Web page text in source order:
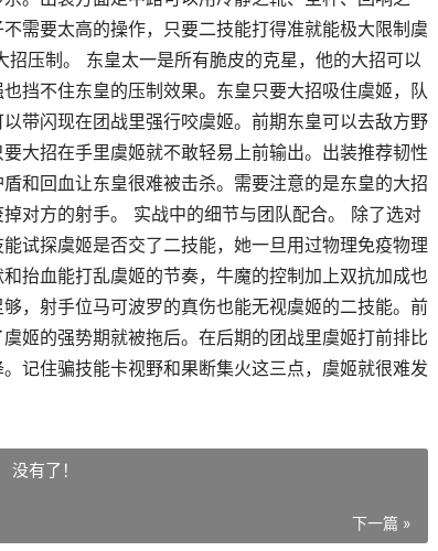
需要太高的操作，只要二技能打得准就能极大限制虞
压制。 东皇太一是所有脆皮的克星，他的大招可以
挡不住东皇的压制效果。东皇只要大招吸住虞姬，队
带闪现在团战里强行咬虞姬。前期东皇可以去敌方野
大招在手里虞姬就不敢轻易上前输出。出装推荐韧性
和回血让东皇很难被击杀。需要注意的是东皇的大招
对方的射手。 实战中的细节与团队配合。 除了选对
试探虞姬是否交了二技能，她一旦用过物理免疫物理
抬血能打乱虞姬的节奏，牛魔的控制加上双抗加成也
，射手位马可波罗的真伤也能无视虞姬的二技能。前
姬的强势期就被拖后。在后期的团战里虞姬打前排比
记住骗技能卡视野和果断集火这三点，虞姬就很难发
没有了！
下一篇 »